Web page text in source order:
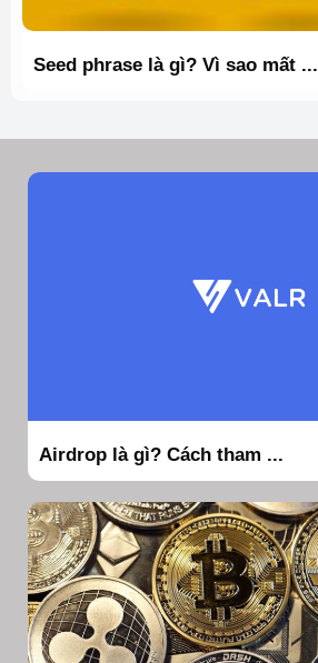
Seed phrase là gì? Vì sao mất ...
Airdrop là gì? Cách tham ...